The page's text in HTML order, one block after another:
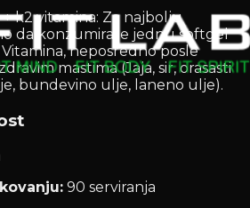
k2 vitamina: Za najbolju
da konzumirate jednu softgel
neposredno posle
mastima (Jaja, sir, orasasti
bundevino ulje, laneno ulje).
90 serviranja